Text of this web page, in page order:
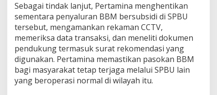
Sebagai tindak lanjut, Pertamina menghentikan
sementara penyaluran BBM bersubsidi di SPBU
tersebut, mengamankan rekaman CCTV,
memeriksa data transaksi, dan meneliti dokumen
pendukung termasuk surat rekomendasi yang
digunakan. Pertamina memastikan pasokan BBM
bagi masyarakat tetap terjaga melalui SPBU lain
yang beroperasi normal di wilayah itu.